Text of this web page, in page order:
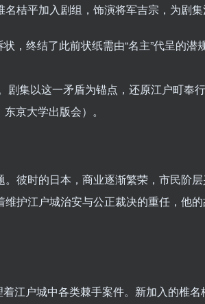
桔平加入剧组，饰演将军吉宗，为剧集
终结了此前状纸需由“名主”代呈的潜
集以这一矛盾为锚点，还原江户町奉行
京大学出版会）。
彼时的日本，商业逐渐繁荣，市民阶
护江户城治安与公正裁决的重任，他
江户城中各类棘手案件。新加入的椎